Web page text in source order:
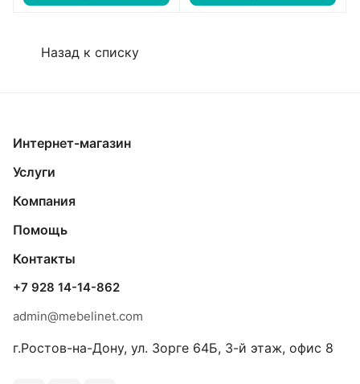
Назад к списку
Интернет-магазин
Услуги
Компания
Помощь
Контакты
+7 928 14-14-862
admin@mebelinet.com
г.Ростов-на-Дону, ул. Зорге 64Б, 3-й этаж, офис 8